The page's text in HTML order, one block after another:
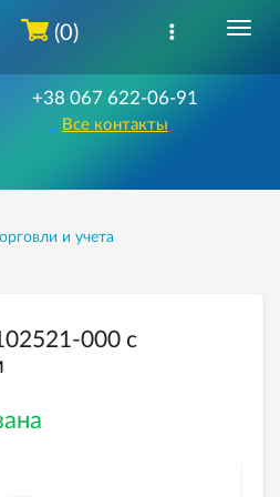
+38 067 622-06-91
Все контакты
(0)
и учета
000 с